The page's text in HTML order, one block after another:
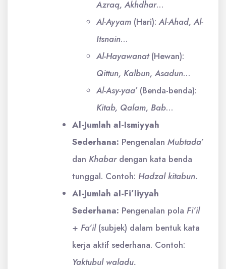
Azraq, Akhdhar…
Al-Ayyam (Hari):Al-Ahad, Al-
Itsnain…
Al-Hayawanat(Hewan):
Qittun, Kalbun, Asadun…
Al-Asy-yaa’ (Benda-benda):
Kitab, Qalam, Bab…
Al-Jumlah al-Ismiyyah
Sederhana: Pengenalan Mubtada’
dan Khabardengan kata benda
tunggal. Contoh: Hadzal kitabun.
Al-Jumlah al-Fi’liyyah
Sederhana: Pengenalan pola Fi’il
+ Fa’il(subjek) dalam bentuk kata
kerja aktif sederhana. Contoh:
Yaktubul waladu.